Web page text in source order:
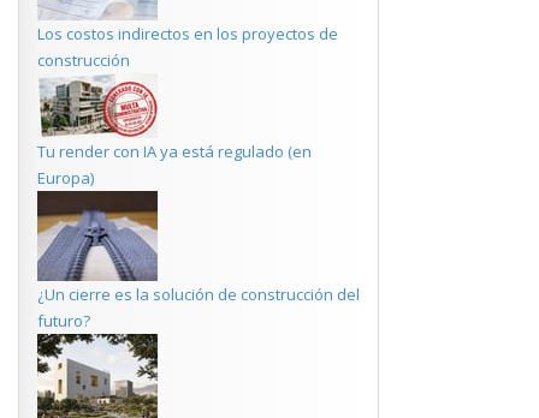
Los costos indirectos en los proyectos de
construcción
Tu render con IA ya está regulado (en
Europa)
¿Un cierre es la solución de construcción del
futuro?